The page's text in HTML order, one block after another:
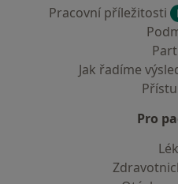
Pracovní příležitosti
Jak řadíme
Pro